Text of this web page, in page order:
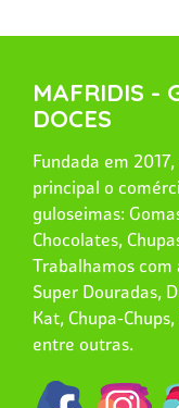
MAFRIDIS -
DOCES
Fundada em
principal o
guloseimas:
Chocolates,
Trabalhamos com
Super Douradas,
Kat, Chupa-
entre outras.